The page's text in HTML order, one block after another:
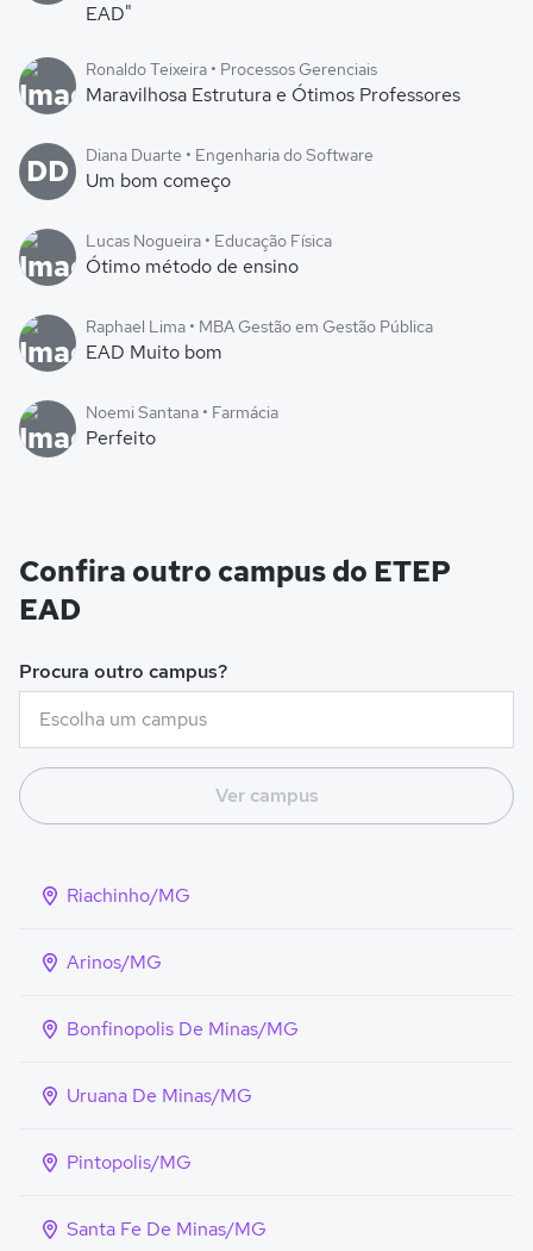
EAD"
Ronaldo Teixeira • Processos Gerenciais
Maravilhosa Estrutura e Ótimos Professores
DD Diana Duarte • Engenharia do Software
Um bom começo
Lucas Nogueira • Educação Física
Ótimo método de ensino
Raphael Lima • MBA Gestão em Gestão Pública
EAD Muito bom
Noemi Santana • Farmácia
Perfeito
Confira outro campus do ETEP
EAD
Procura outro campus?
Ver campus
Riachinho/MG
Arinos/MG
Bonfinopolis De Minas/MG
Uruana De Minas/MG
Pintopolis/MG
Santa Fe De Minas/MG